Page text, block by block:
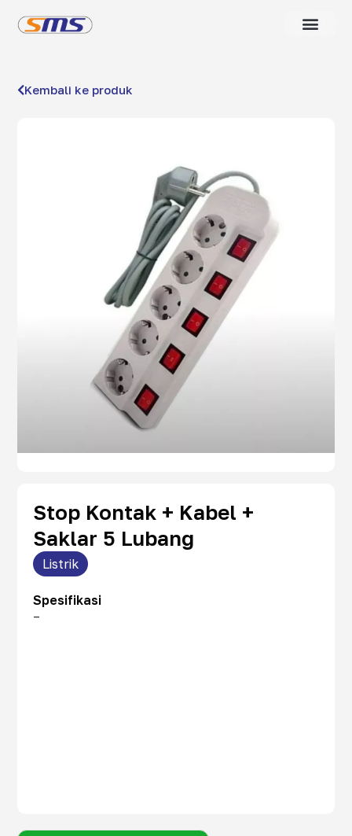
Kembali ke produk
Stop Kontak + Kabel +
Saklar 5 Lubang
Listrik
Spesifikasi
–